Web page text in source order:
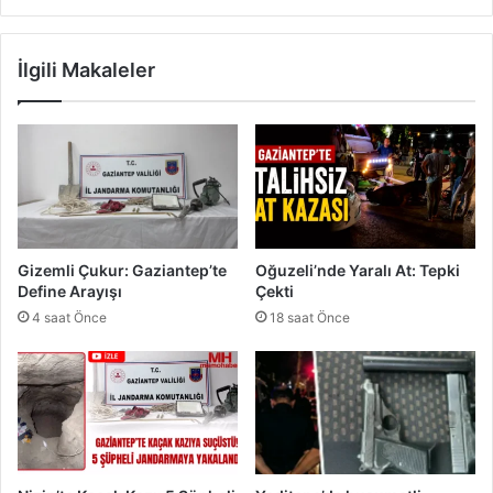
?
T
r
a
k
l
a
r
ı
T
e
h
İlgili Makaleler
Gizemli Çukur: Gaziantep’te
Define Arayışı
4 saat Önce
Oğuzeli’nde Yaralı At: Tepki
Çekti
18 saat Önce